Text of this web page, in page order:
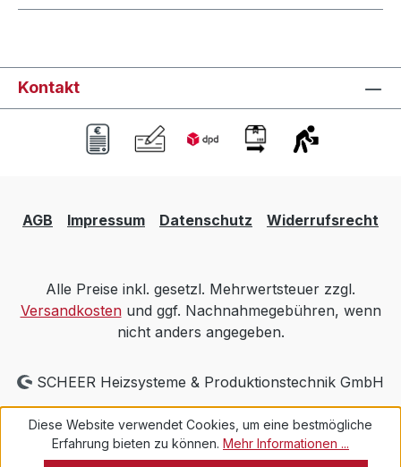
Kontakt
AGB Impressum Datenschutz Widerrufsrecht
Alle Preise inkl. gesetzl. Mehrwertsteuer zzgl.
Versandkostenund ggf. Nachnahmegebühren, wenn
nicht anders angegeben.
SCHEER Heizsysteme & Produktionstechnik GmbH
Diese Website verwendet Cookies, um eine bestmögliche
Erfahrung bieten zu können. Mehr Informationen ...